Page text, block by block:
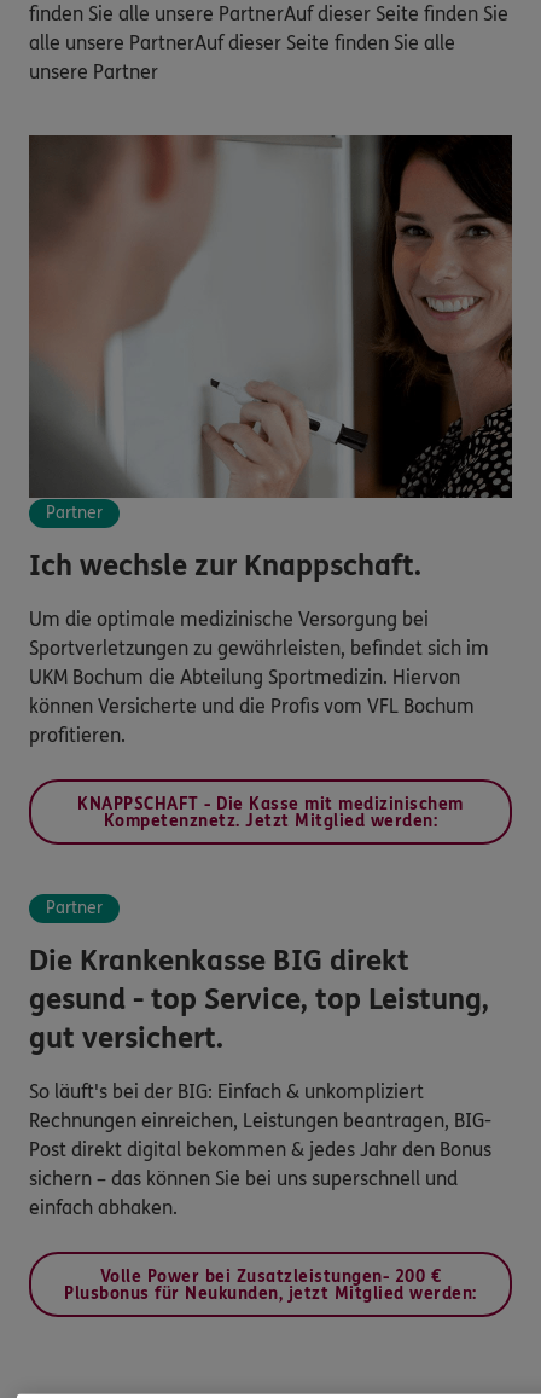
finden Sie alle unsere PartnerAuf dieser Seite finden Sie
alle unsere PartnerAuf dieser Seite finden Sie alle
unsere Partner
Partner
Ich wechsle zur Knappschaft.
Um die optimale medizinische Versorgung bei
Sportverletzungen zu gewährleisten, befindet sich im
UKM Bochum die Abteilung Sportmedizin. Hiervon
können Versicherte und die Profis vom VFL Bochum
profitieren.
KNAPPSCHAFT - Die Kasse mit medizinischem
Kompetenznetz. Jetzt Mitglied werden:
Partner
Die Krankenkasse BIG direkt
gesund - top Service, top Leistung,
gut versichert.
So läuft's bei der BIG: Einfach & unkompliziert
Rechnungen einreichen, Leistungen beantragen, BIG-
Post direkt digital bekommen & jedes Jahr den Bonus
sichern – das können Sie bei uns superschnell und
einfach abhaken.
Volle Power bei Zusatzleistungen- 200 €
Plusbonus für Neukunden, jetzt Mitglied werden: